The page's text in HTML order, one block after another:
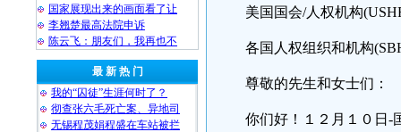
国家展现出来的画面看了让
李翘楚最高法院申诉
陈云飞：朋友们，我再也不
最 新 热 门
我的“囚徒”生涯何时了？
彻查张六毛死亡案、异地司
无锡程茂娟程盛在车站被拦
美国国会/人权机构
各国人权组织和机构
尊敬的先生和女士们：
你们好！１２月１０日-